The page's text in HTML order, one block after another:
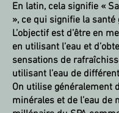
En latin, cela signifie «
», ce qui signifie la santé
L’objectif est d’être en
en utilisant l’eau et
sensations de
utilisant l’eau de
On utilise généralement
minérales et de l’eau de